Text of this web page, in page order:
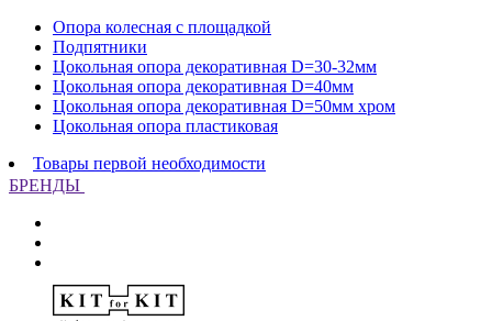
Опора колесная с площадкой
Подпятники
Цокольная опора декоративная D=30-32мм
Цокольная опора декоративная D=40мм
Цокольная опора декоративная D=50мм хром
Цокольная опора пластиковая
Товары первой необходимости
БРЕНДЫ